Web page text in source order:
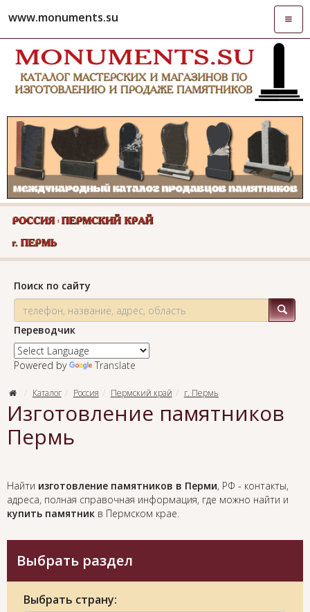
www.monuments.su
Поиск по сайту
Переводчик
Powered by Translate
Каталог Россия Пермский край г. Пермь
Изготовление памятников
Пермь
Найти изготовление памятников в Перми, РФ - контакты,
адреса, полная справочная информация, где можно найти и
купить памятник в Пермском крае.
Выбрать раздел
Выбрать страну: